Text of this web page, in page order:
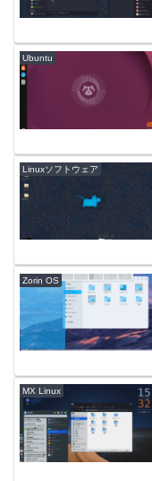
Ubuntu
Linuxソフトウェア
Zorin OS
MX Linux